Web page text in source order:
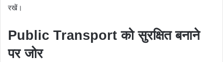
रखें।
Public Transport को सुरक्षित बनाने
पर जोर